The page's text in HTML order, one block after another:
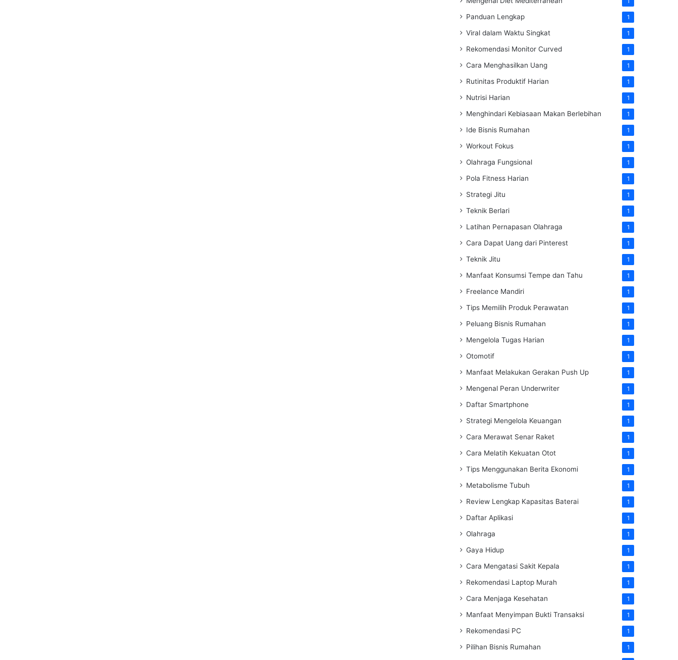
Panduan Lengkap 1
Viral dalam Waktu Singkat 1
Rekomendasi Monitor Curved 1
Cara Menghasilkan Uang 1
Rutinitas Produktif Harian 1
Nutrisi Harian 1
Menghindari Kebiasaan Makan Berlebihan 1
Ide Bisnis Rumahan 1
Workout Fokus 1
Olahraga Fungsional 1
Pola Fitness Harian 1
Strategi Jitu 1
Teknik Berlari 1
Latihan Pernapasan Olahraga 1
Cara Dapat Uang dari Pinterest 1
Teknik Jitu 1
Manfaat Konsumsi Tempe dan Tahu 1
Freelance Mandiri 1
Tips Memilih Produk Perawatan 1
Peluang Bisnis Rumahan 1
Mengelola Tugas Harian 1
Otomotif 1
Manfaat Melakukan Gerakan Push Up 1
Mengenal Peran Underwriter 1
Daftar Smartphone 1
Strategi Mengelola Keuangan 1
Cara Merawat Senar Raket 1
Cara Melatih Kekuatan Otot 1
Tips Menggunakan Berita Ekonomi 1
Metabolisme Tubuh 1
Review Lengkap Kapasitas Baterai 1
Daftar Aplikasi 1
Olahraga 1
Gaya Hidup 1
Cara Mengatasi Sakit Kepala 1
Rekomendasi Laptop Murah 1
Cara Menjaga Kesehatan 1
Manfaat Menyimpan Bukti Transaksi 1
Rekomendasi PC 1
Pilihan Bisnis Rumahan 1